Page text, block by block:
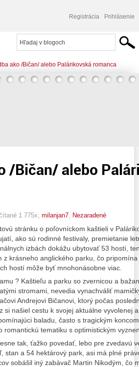
Registrácia Prihlásenie
ako /Bičan/ alebo Palárikovská romanca
/Bičan/ alebo
1 775x, milanjan7 Nezaradené
stránku o poľovníckom kaštieli v
ako sú rodinné festivaly, premietanie
izbách dokážu ubytovať 53 hostí,
z krásneho anglického parku, čo
hostí môže byť mnohonásobne viac.
? Kaštieľu a parku so zvernicou a
stromami, nevedia vynachváliť
Andrejovi Bičanovi, ktorý počas
si našiel cestu k svojej aktuálne vyvolenej
baladu, často s tragickým
romantickú tematiku s optimistickým
tak, ťažko povedať, lebo pre zvedavú
stan a 54 hektárový park, asi má plné
sobášil iný zabávač Martin Nikodým, čo